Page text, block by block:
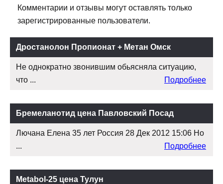
Комментарии и отзывы могут оставлять только
зарегистрированные пользователи.
Дростанолон Пропионат + Метан Омск
Не однократно звонившим обьясняла ситуацию,
что ...
Подробнее
Бремеланотид цена Павловский Посад
Лючана Елена 35 лет Россия 28 Дек 2012 15:06 Но
...
Подробнее
Metabol-25 цена Тулун